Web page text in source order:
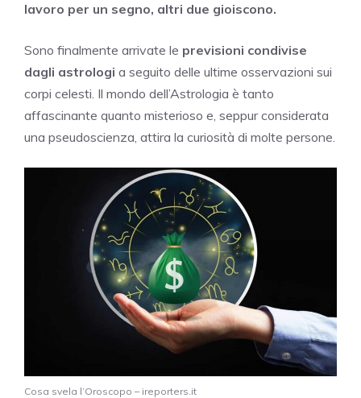
lavoro per un segno, altri due gioiscono.
Sono finalmente arrivate le previsioni condivise
dagli astrologi a seguito delle ultime osservazioni sui
corpi celesti. Il mondo dell’Astrologia è tanto
affascinante quanto misterioso e, seppur considerata
una pseudoscienza, attira la curiosità di molte persone.
Cosa svela l’Oroscopo – ireporters.it